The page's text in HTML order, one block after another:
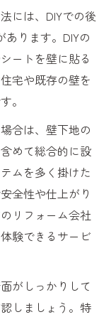
には、DIYでの後
ります。DIYの
ートを壁に貼る
宅や既存の壁を
。
合は、壁下地の
めて総合的に設
ムを多く掛けた
全性や仕上がり
リフォーム会社
験できるサービ
がしっかりして
しましょう。特